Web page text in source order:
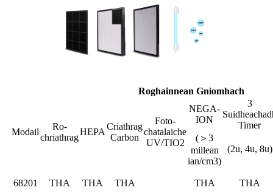
Roghainnean Gnìomhach
Modail
Ro-
chriathrag
HEPA
Criathrag
Carbon
Foto-
chatalaiche
UV/TIO2
NEGA-
ION
3
Timer
(＞3
millean
ian/cm3)
(2u, 4u, 8u)
68201 THA THA THA THA THA